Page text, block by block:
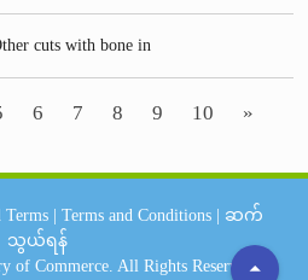
cuts with bone in
6 7 8 9 10 »
arrow_drop_up
Terms Terms and Conditions
ဆက်
သွယ်ရန်
of Commerce. All Rights Reserved.